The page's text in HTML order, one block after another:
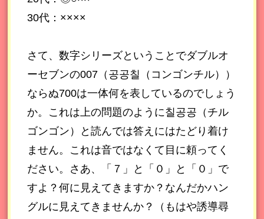
30代：××××
さて、数字シリーズということでダブルオ
ーセブンの007（공공칠（コンゴンチル））
ならぬ700は一体何を表しているのでしょう
か。これは上の問題のように칠공공（チル
ゴンゴン）と読んでは答えにはたどり着け
ません。これは音ではなくて目に頼ってく
ださい。さあ、「７」と「０」と「０」で
すよ？何に見えてきますか？なんだかハン
グルに見えてきませんか？（もはや誘導尋